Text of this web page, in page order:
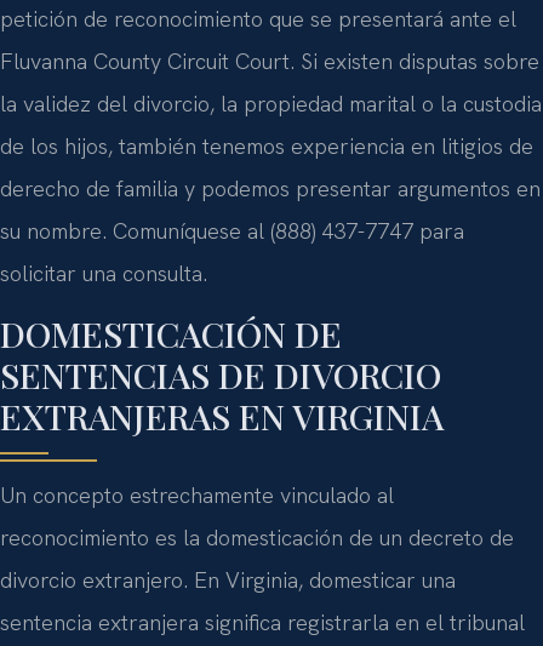
petición de reconocimiento que se presentará ante el
Fluvanna County Circuit Court. Si existen disputas sobre
la validez del divorcio, la propiedad marital o la custodia
de los hijos, también tenemos experiencia en litigios de
derecho de familia y podemos presentar argumentos en
su nombre. Comuníquese al (888) 437-7747 para
solicitar una consulta.
DOMESTICACIÓN DE
SENTENCIAS DE DIVORCIO
EXTRANJERAS EN VIRGINIA
Un concepto estrechamente vinculado al
reconocimiento es la domesticación de un decreto de
divorcio extranjero. En Virginia, domesticar una
sentencia extranjera significa registrarla en el tribunal